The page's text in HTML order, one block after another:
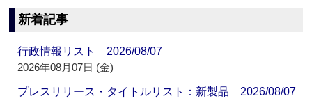
新着記事
行政情報リスト 2026/08/07
2026年08月07日 (金)
プレスリリース・タイトルリスト：新製品 2026/08/07